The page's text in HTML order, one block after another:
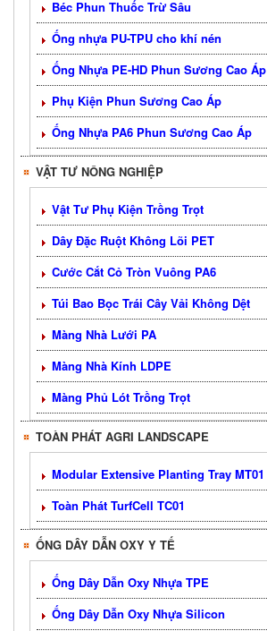
Béc Phun Thuốc Trừ Sâu
Ống nhựa PU-TPU cho khí nén
Ống Nhựa PE-HD Phun Sương Cao Áp
Phụ Kiện Phun Sương Cao Áp
Ống Nhựa PA6 Phun Sương Cao Áp
VẬT TƯ NÔNG NGHIỆP
Vật Tư Phụ Kiện Trồng Trọt
Dây Đặc Ruột Không Lõi PET
Cước Cắt Cỏ Tròn Vuông PA6
Túi Bao Bọc Trái Cây Vải Không Dệt
Màng Nhà Lưới PA
Màng Nhà Kính LDPE
Màng Phủ Lót Trồng Trọt
TOÀN PHÁT AGRI LANDSCAPE
Modular Extensive Planting Tray MT01
Toàn Phát TurfCell TC01
ỐNG DÂY DẪN OXY Y TẾ
Ống Dây Dẫn Oxy Nhựa TPE
Ống Dây Dẫn Oxy Nhựa Silicon